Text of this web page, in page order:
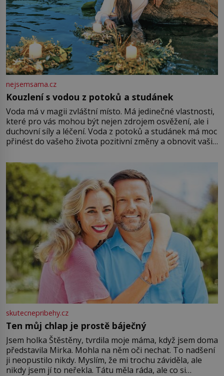
nejsemsama.cz
Kouzlení s vodou z potoků a studánek
Voda má v magii zvláštní místo. Má jedinečné vlastnosti,
které pro vás mohou být nejen zdrojem osvěžení, ale i
duchovní síly a léčení. Voda z potoků a studánek má moc
přinést do vašeho života pozitivní změny a obnovit vaši
můžete obohatit své rituály a přinést do svého života
větší harmonii a klid. Je důležité
skutecnepribehy.cz
Ten můj chlap je prostě báječný
Jsem holka Štěstěny, tvrdila moje máma, když jsem doma
představila Mirka. Mohla na něm oči nechat. To nadšení
ji neopustilo nikdy. Myslím, že mi trochu záviděla, ale
nikdy jsem jí to neřekla. Tátu měla ráda, ale co si